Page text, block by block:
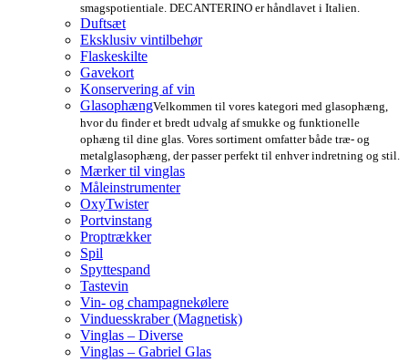
smagspotientiale. DECANTERINO er håndlavet i Italien.
Duftsæt
Eksklusiv vintilbehør
Flaskeskilte
Gavekort
Konservering af vin
GlasophængVelkommen til vores kategori med glasophæng,
hvor du finder et bredt udvalg af smukke og funktionelle
ophæng til dine glas. Vores sortiment omfatter både træ- og
metalglasophæng, der passer perfekt til enhver indretning og stil.
Mærker til vinglas
Måleinstrumenter
OxyTwister
Portvinstang
Proptrækker
Spil
Spyttespand
Tastevin
Vin- og champagnekølere
Vinduesskraber (Magnetisk)
Vinglas – Diverse
Vinglas – Gabriel Glas